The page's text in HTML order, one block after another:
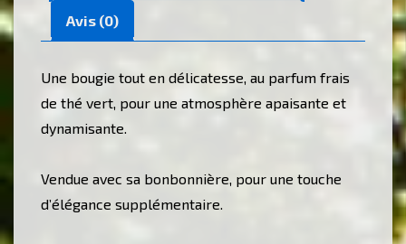
Avis (0)
Une bougie tout en délicatesse, au parfum frais
de thé vert, pour une atmosphère apaisante et
dynamisante.
Vendue avec sa bonbonnière, pour une touche
d’élégance supplémentaire.